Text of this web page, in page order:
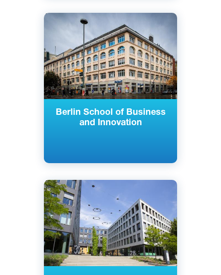
Berlin School of Business
and Innovation
Английский
Берлин, Гамбург, Германия
Английский
Мюнхен, Германия
Частный